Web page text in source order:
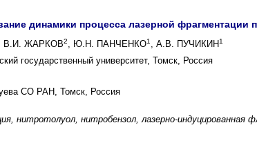
динамики процесса лазерной фрагментации
В.И. ЖАРКОВ2, Ю.Н. ПАНЧЕНКО1 , А.В. ПУЧИКИН1
государственный университет, Томск, Россия
СО РАН, Томск, Россия
нитротолуол, нитробензол, лазерно-индуцированная